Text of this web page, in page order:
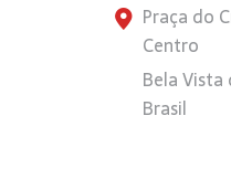
Praça do
Centro
Bela Vista
Brasil